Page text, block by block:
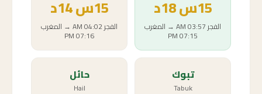
15س18د
الفجر03:57 AM
→ المغرب
07:15 PM
15س14د
الفجر04:02 AM
→ المغرب
07:16 PM
تبوك
Tabuk
حائل
Hail